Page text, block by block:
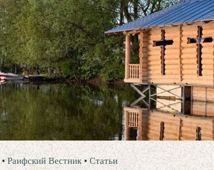
•Раифский Вестник •Статьи